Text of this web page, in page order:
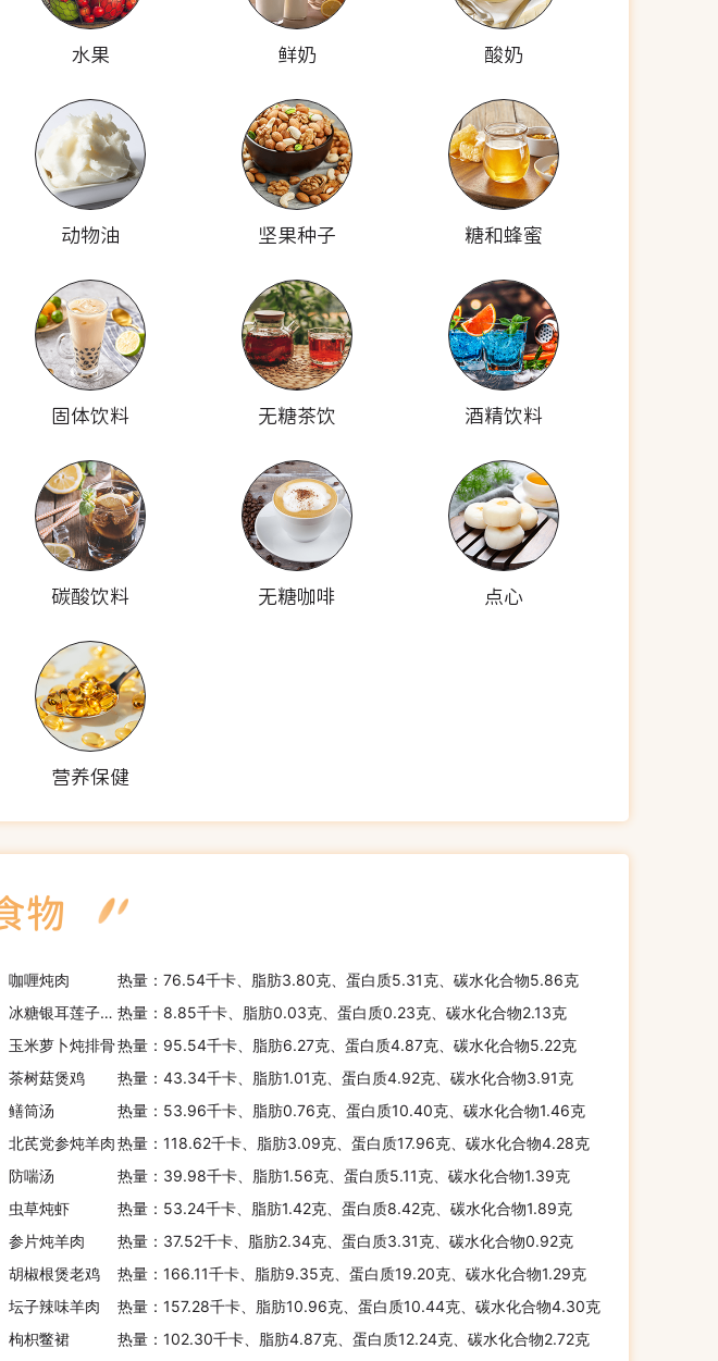
水果 鲜奶 酸奶
动物油 坚果种子 糖和蜂蜜
固体饮料 无糖茶饮 酒精饮料
碳酸饮料 无糖咖啡 点心
营养保健
咖喱炖肉
热量：76.54千卡、脂肪3.80克、蛋白质5.31克、碳水化合物5.86克
冰糖银耳莲子枸杞羹 热量：8.85千卡、脂肪0.03克、蛋白质0.23克、碳水化合物2.13克
玉米萝卜炖排骨热量：95.54千卡、脂肪6.27克、蛋白质4.87克、碳水化合物5.22克
茶树菇煲鸡
热量：43.34千卡、脂肪1.01克、蛋白质4.92克、碳水化合物3.91克
鳝筒汤
热量：53.96千卡、脂肪0.76克、蛋白质10.40克、碳水化合物1.46克
北芪党参炖羊肉热量：118.62千卡、脂肪3.09克、蛋白质17.96克、碳水化合物4.28克
防喘汤
热量：39.98千卡、脂肪1.56克、蛋白质5.11克、碳水化合物1.39克
虫草炖虾
热量：53.24千卡、脂肪1.42克、蛋白质8.42克、碳水化合物1.89克
参片炖羊肉
热量：37.52千卡、脂肪2.34克、蛋白质3.31克、碳水化合物0.92克
胡椒根煲老鸡
热量：166.11千卡、脂肪9.35克、蛋白质19.20克、碳水化合物1.29克
坛子辣味羊肉
热量：157.28千卡、脂肪10.96克、蛋白质10.44克、碳水化合物4.30克
枸枳鳖裙
热量：102.30千卡、脂肪4.87克、蛋白质12.24克、碳水化合物2.72克